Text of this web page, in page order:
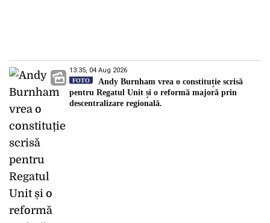
13:35, 04 Aug 2026
FOTO
Andy Burnham vrea o constituție scrisă
pentru Regatul Unit și o reformă majoră prin
descentralizare regională.